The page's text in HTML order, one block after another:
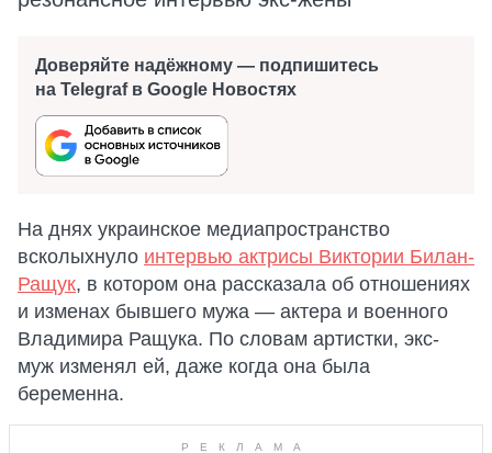
Доверяйте надёжному — подпишитесь
на Telegraf в Google Новостях
На днях украинское медиапространство
всколыхнуло интервью актрисы Виктории Билан-
Ращук, в котором она рассказала об отношениях
и изменах бывшего мужа — актера и военного
Владимира Ращука. По словам артистки, экс-
муж изменял ей, даже когда она была
беременна.